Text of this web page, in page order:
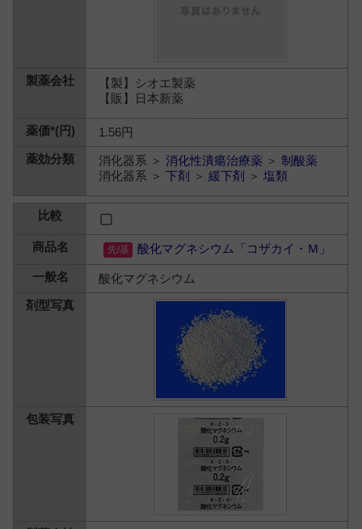
【製】シオエ製薬
【販】日本新薬
1.56円
消化器系 ＞消化性潰瘍治療薬 ＞制酸薬
消化器系 ＞下剤 ＞緩下剤 ＞塩類
酸化マグネシウム「コザカイ・Ｍ」
酸化マグネシウム